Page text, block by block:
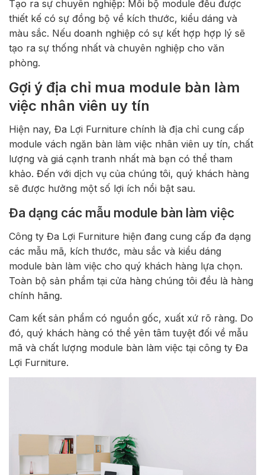
Tạo ra sự chuyên nghiệp: Mỗi bộ module đều được
thiết kế có sự đồng bộ về kích thước, kiểu dáng và
màu sắc. Nếu doanh nghiệp có sự kết hợp hợp lý sẽ
tạo ra sự thống nhất và chuyên nghiệp cho văn
phòng.
Gợi ý địa chỉ mua module bàn làm
việc nhân viên uy tín
Hiện nay, Đa Lợi Furniture chính là địa chỉ cung cấp
module vách ngăn bàn làm việc nhân viên uy tín, chất
lượng và giá cạnh tranh nhất mà bạn có thể tham
khảo. Đến với dịch vụ của chúng tôi, quý khách hàng
sẽ được hưởng một số lợi ích nổi bật sau.
Đa dạng các mẫu module bàn làm việc
Công ty Đa Lợi Furniture hiện đang cung cấp đa dạng
các mẫu mã, kích thước, màu sắc và kiểu dáng
module bàn làm việc cho quý khách hàng lựa chọn.
Toàn bộ sản phẩm tại cửa hàng chúng tôi đều là hàng
chính hãng.
Cam kết sản phẩm có nguồn gốc, xuất xứ rõ ràng. Do
đó, quý khách hàng có thể yên tâm tuyệt đối về mẫu
mã và chất lượng module bàn làm việc tại công ty Đa
Lợi Furniture.